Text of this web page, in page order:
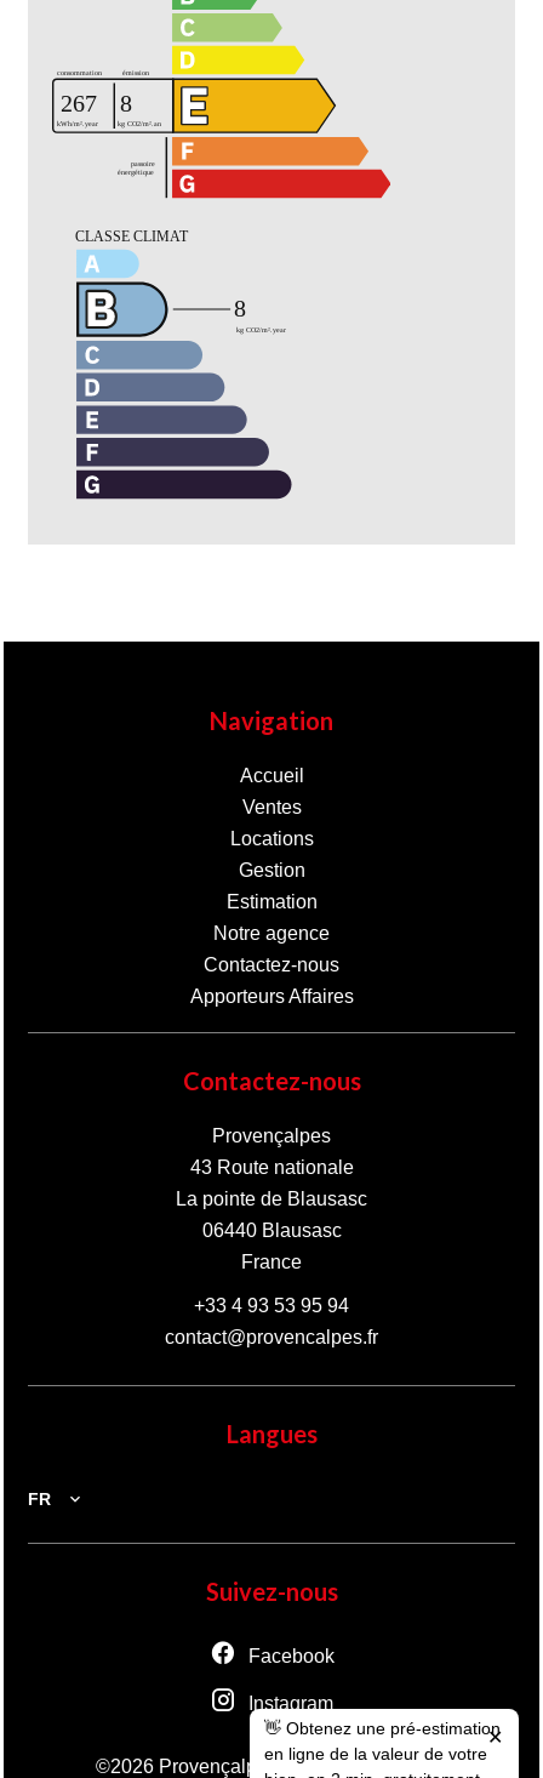
Navigation
Accueil
Ventes
Locations
Gestion
Estimation
Notre agence
Contactez-nous
Apporteurs Affaires
Contactez-nous
Provençalpes
43 Route nationale
La pointe de Blausasc
06440Blausasc
France
+33 4 93 53 95 94
contact@provencalpes.fr
Langues
FR
Suivez-nous
Facebook
Instagram
©2026 Provençalpes Mentions légales
👋 Obtenez une pré-estimation
en ligne de la valeur de votre
✕